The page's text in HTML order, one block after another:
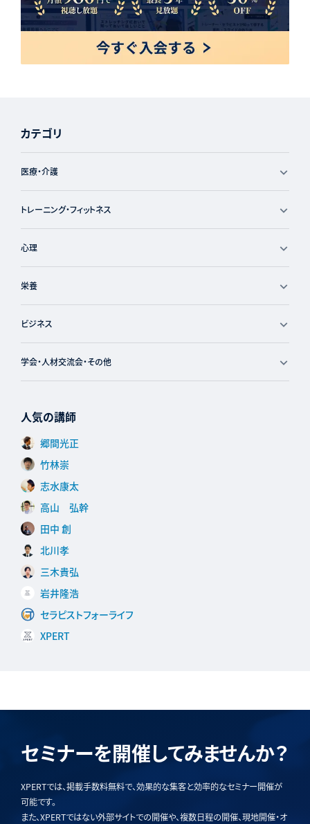
カテゴリ
医療・介護
トレーニング・フィットネス
心理
栄養
ビジネス
学会・人材交流会・その他
人気の講師
郷間光正
竹林崇
志水康太
高山 弘幹
田中 創
北川孝
三木貴弘
岩井隆浩
セラピストフォーライフ
XPERT
セミナーを開催してみませんか？
XPERTでは、掲載手数料無料で、効果的な集客と効率的なセミナー開催が
可能です。
また、XPERTではない外部サイトでの開催や、複数日程の開催、現地開催・オ